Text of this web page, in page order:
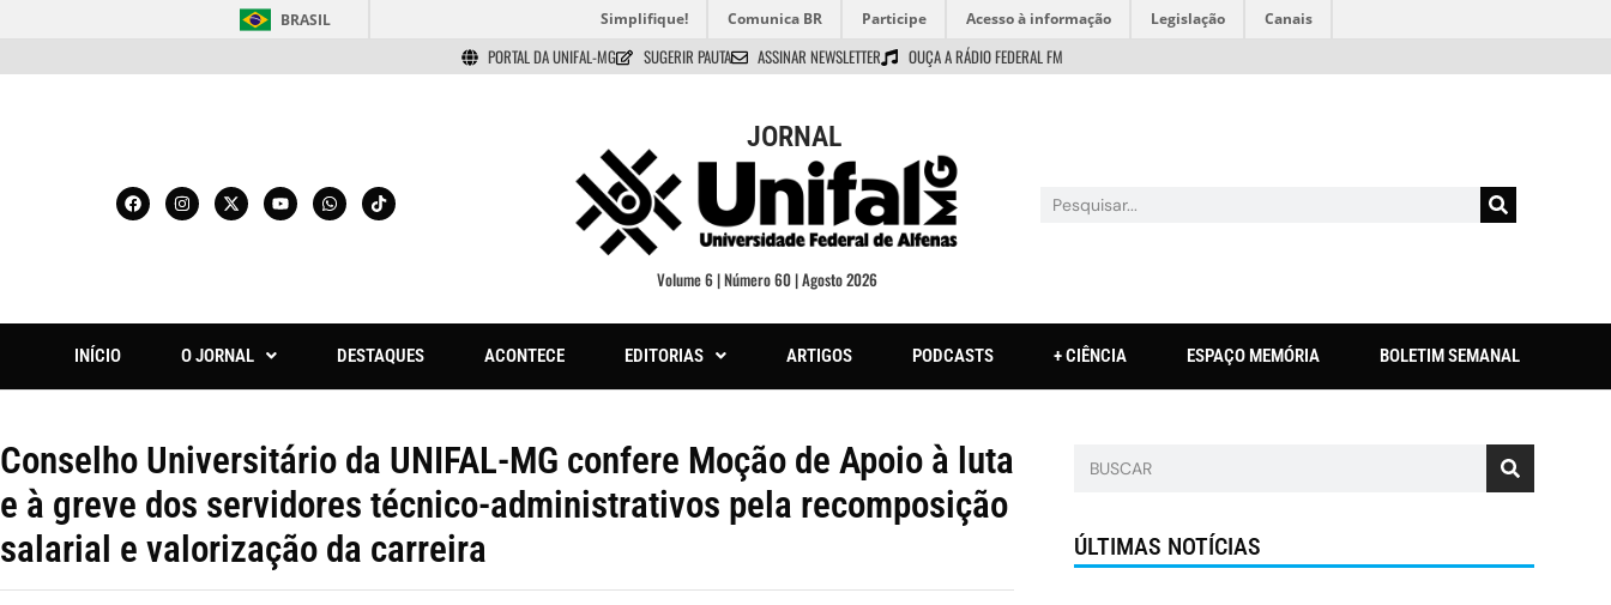
BRASIL Simplifique! Comunica BR Participe Acesso à informação Legislação Canais
PORTAL DA UNIFAL-MG SUGERIR PAUTA ASSINAR NEWSLETTER OUÇA A RÁDIO FEDERAL FM
JORNAL
Volume 6 | Número 60 | Agosto 2026
INÍCIO O JORNAL DESTAQUES ACONTECE EDITORIAS ARTIGOS PODCASTS + CIÊNCIA ESPAÇO MEMÓRIA BOLETIM SEMANAL
Conselho Universitário da UNIFAL-MG confere Moção de Apoio à luta
e à greve dos servidores técnico-administrativos pela recomposição
salarial e valorização da carreira
ÚLTIMAS NOTÍCIAS